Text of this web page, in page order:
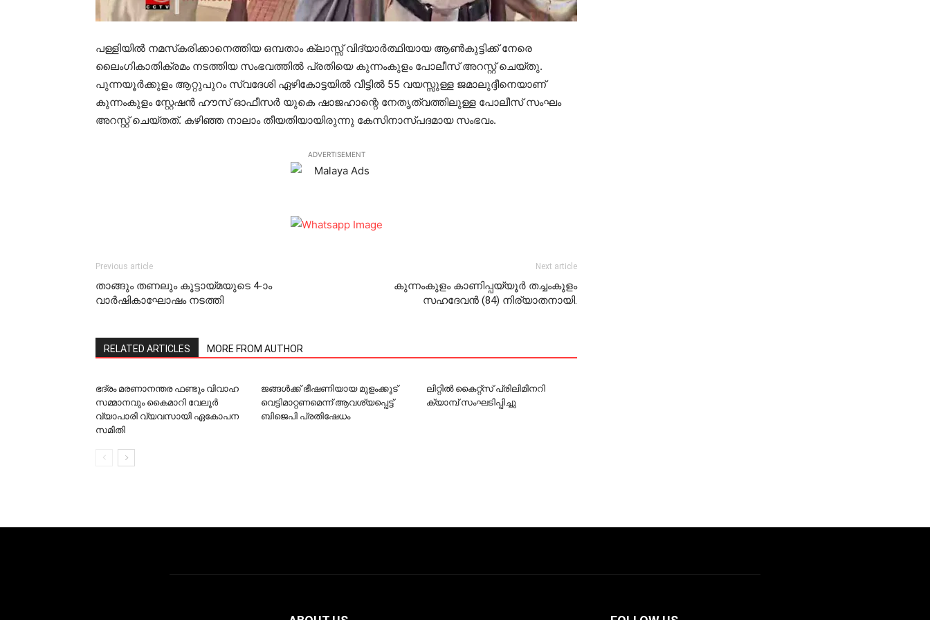
പള്ളിയില്‍ നമസ്‌കരിക്കാനെത്തിയ ഒമ്പതാം ക്ലാസ്സ് വിദ്യാര്‍ത്ഥിയായ ആണ്‍കുട്ടിക്ക് നേരെ
ലൈംഗികാതിക്രമം നടത്തിയ സംഭവത്തില്‍ പ്രതിയെ കുന്നംകുളം പോലീസ് അറസ്റ്റ് ചെയ്തു.
പുന്നയൂര്‍ക്കുളം ആറ്റുപുറം സ്വദേശി ഏഴികോട്ടയില്‍ വീട്ടില്‍ 55 വയസ്സുള്ള ജമാലുദ്ദീനെയാണ്
കുന്നംകുളം സ്റ്റേഷന്‍ ഹൗസ് ഓഫീസര്‍ യുകെ ഷാജഹാന്റെ നേതൃത്വത്തിലുള്ള പോലീസ് സംഘം
അറസ്റ്റ് ചെയ്തത്. കഴിഞ്ഞ നാലാം തീയതിയായിരുന്നു കേസിനാസ്പദമായ സംഭവം.
ADVERTISEMENT
Previous article
താങ്ങും തണലും കൂട്ടായ്മയുടെ 4-ാം
വാര്‍ഷികാഘോഷം നടത്തി
Next article
കുന്നംകുളം കാണിപ്പയ്യൂർ തച്ചംകുളം
സഹദേവൻ (84) നിര്യാതനായി.
RELATED ARTICLES MORE FROM AUTHOR
ഭദ്രം മരണാനന്തര ഫണ്ടും വിവാഹ
സമ്മാനവും കൈമാറി വേലൂര്‍
വ്യാപാരി വ്യവസായി ഏകോപന
സമിതി
ജങ്ങള്‍ക്ക് ഭീഷണിയായ മുളംക്കൂട്
വെട്ടിമാറ്റണമെന്ന് ആവശ്യപ്പെട്ട്
ബിജെപി പ്രതിഷേധം
ലിറ്റില്‍ കൈറ്റ്‌സ് പ്രിലിമിനറി
ക്യാമ്പ് സംഘടിപ്പിച്ചു